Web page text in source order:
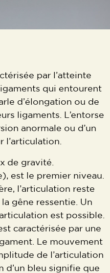
par l’atteinte
qui entourent
d’élongation ou de
ligaments. L’entorse
anormale ou d’un
l’articulation.
de gravité.
est le premier niveau.
l’articulation reste
gêne ressentie. Un
est possible.
caractérisée par une
Le mouvement
de l’articulation
d’un bleu signifie que